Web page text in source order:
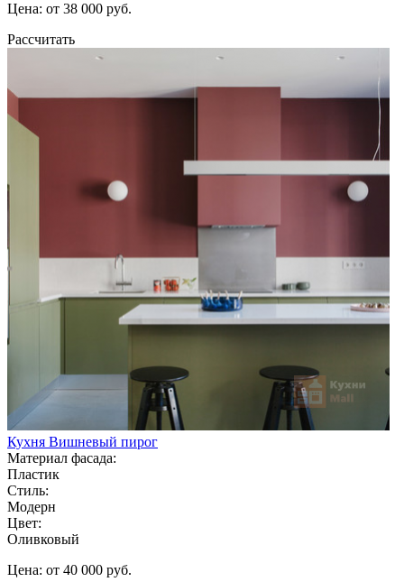
Цена: от 38 000 руб.
Рассчитать
Кухня Вишневый пирог
Материал фасада:
Пластик
Стиль:
Модерн
Цвет:
Оливковый
Цена: от 40 000 руб.